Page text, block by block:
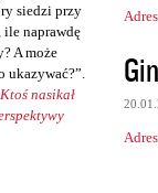
siedzi przy
ile naprawdę
A może
ukazywać?”.
Ktoś nasikał
r
z
e
Adres
Adres